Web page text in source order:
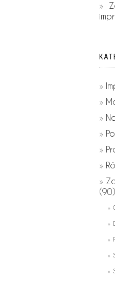
(90)